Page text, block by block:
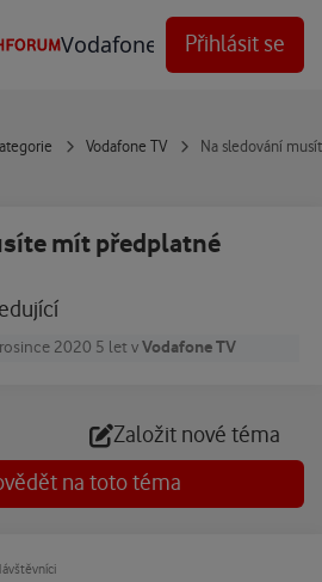
Vodafone Techforum
Přihlásit se
Vodafone TV Na sledování
mít předplatné
2020 5 let vVodafone TV
Založit nové téma
na toto téma